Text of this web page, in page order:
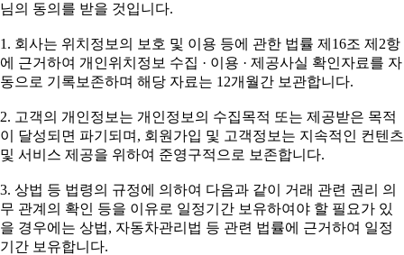
님의 동의를 받을 것입니다.
1. 회사는 위치정보의 보호 및 이용 등에 관한 법률 제16조 제2항
에 근거하여 개인위치정보 수집 · 이용 · 제공사실 확인자료를 자
동으로 기록보존하며 해당 자료는 12개월간 보관합니다.
2. 고객의 개인정보는 개인정보의 수집목적 또는 제공받은 목적
이 달성되면 파기되며, 회원가입 및 고객정보는 지속적인 컨텐츠
및 서비스 제공을 위하여 준영구적으로 보존합니다.
3. 상법 등 법령의 규정에 의하여 다음과 같이 거래 관련 권리 의
무 관계의 확인 등을 이유로 일정기간 보유하여야 할 필요가 있
을 경우에는 상법, 자동차관리법 등 관련 법률에 근거하여 일정
기간 보유합니다.